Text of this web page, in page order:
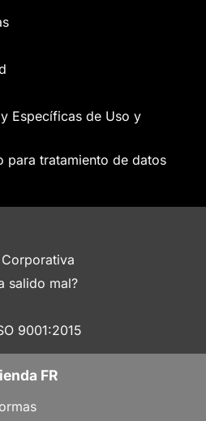
Específicas de Uso y
para tratamiento de datos
salido mal?
9001:2015
FR